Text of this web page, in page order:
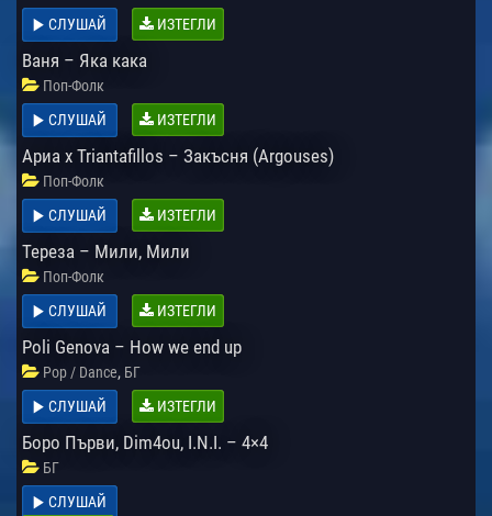
СЛУШАЙ
ИЗТЕГЛИ
Ваня – Яка кака
Поп-Фолк
СЛУШАЙ
ИЗТЕГЛИ
Ариа x Triantafillos – Закъсня (Argouses)
Поп-Фолк
СЛУШАЙ
ИЗТЕГЛИ
Тереза – Мили, Мили
Поп-Фолк
СЛУШАЙ
ИЗТЕГЛИ
Poli Genova – How we end up
Pop / Dance, БГ
СЛУШАЙ
ИЗТЕГЛИ
Боро Първи, Dim4ou, I.N.I. – 4×4
БГ
СЛУШАЙ